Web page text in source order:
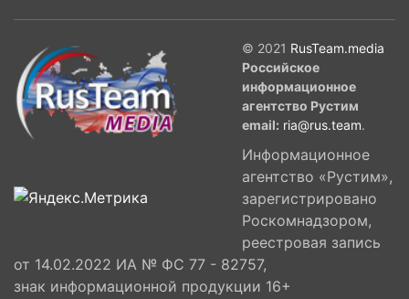
© 2021 RusTeam.media
Российское
информационное
агентство Рустим
email: ria@rus.team.
Информационное
агентство «Рустим»,
зарегистрировано
Роскомнадзором,
реестровая запись
от 14.02.2022 ИА № ФС 77 - 82757,
знак информационной продукции 16+